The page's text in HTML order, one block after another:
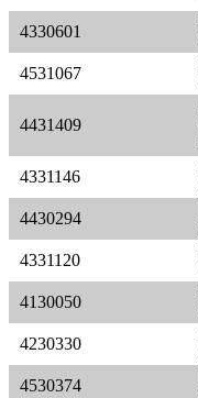
4330601
4531067
4431409
4331146
4430294
4331120
4130050
4230330
4530374